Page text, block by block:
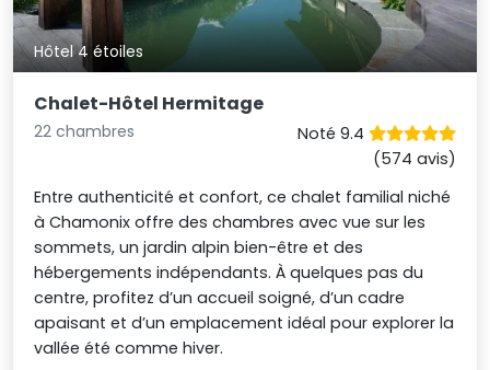
Hôtel 4 étoiles
Chalet-Hôtel Hermitage
22 chambres
Noté 9.4
(574 avis)
Entre authenticité et confort, ce chalet familial niché
à Chamonix offre des chambres avec vue sur les
sommets, un jardin alpin bien-être et des
hébergements indépendants. À quelques pas du
centre, profitez d’un accueil soigné, d’un cadre
apaisant et d’un emplacement idéal pour explorer la
vallée été comme hiver.